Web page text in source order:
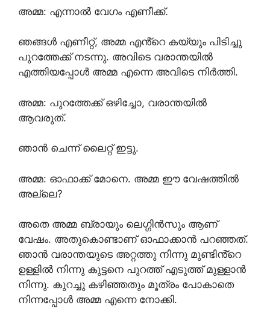
അമ്മ: എന്നാൽ വേഗം എണീക്ക്.
ഞങ്ങൾ എണീറ്റ്, അമ്മ എൻ്റെ കയ്യും പിടിച്ചു
പുറത്തേക്ക് നടന്നു. അവിടെ വരാന്തയിൽ
എത്തിയപ്പോൾ അമ്മ എന്നെ അവിടെ നിർത്തി.
അമ്മ: പുറത്തേക്ക് ഒഴിച്ചോ, വരാന്തയിൽ
ആവരുത്.
ഞാൻ ചെന്ന് ലൈറ്റ് ഇട്ടു.
അമ്മ: ഓഫാക്ക് മോനെ. അമ്മ ഈ വേഷത്തിൽ
അല്ലെ?
അതെ അമ്മ ബ്രായും ലെഗ്ഗിൻസും ആണ്
വേഷം. അതുകൊണ്ടാണ് ഓഫാക്കാൻ പറഞ്ഞത്.
ഞാൻ വരാന്തയുടെ അറ്റത്തു നിന്നു മുണ്ടിൻ്റെ
ഉള്ളിൽ നിന്നു കുട്ടനെ പുറത്ത് എടുത്ത് മുള്ളാൻ
നിന്നു. കുറച്ചു കഴിഞ്ഞതും മൂത്രം പോകാതെ
നിന്നപ്പോൾ അമ്മ എന്നെ നോക്കി.